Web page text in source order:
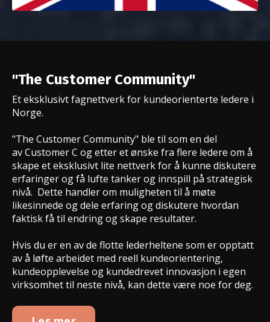
"The Customer Community"
Et eksklusivt fagnettverk for kundeorienterte ledere i
Norge.
"The Customer Community" ble til som en del
avCustomer C og etter et ønske fra flere ledere om å
skape et eksklusivt lite nettverk for å kunne diskutere
erfaringer og få lufte tanker og innspill på strategisk
nivå. Dette handler om muligheten til å møte
likesinnede og dele erfaring og diskutere hvordan
faktisk få til endring og skape resultater.
Hvis du er en av de flotte lederheltene som er opptatt
av å løfte arbeidet med reell kundeorientering,
kundeopplevelse og kundedrevet innovasjon i egen
virksomhet til neste nivå, kan dette være noe for deg.